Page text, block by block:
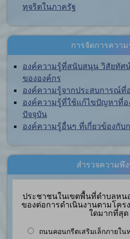
ทุจริตในภาครัฐ
การจัดการความ
องค์ความรู้ที่สนับสนุน วิสัยทัศ
ขององค์กร
องค์ความรู้จากประสบการณ์ที่
องค์ความรู้ที่ใช้แก้ไขปัญหาที่อ
ปัจจุบัน
องค์ความรู้อื่นๆ ที่เกี่ยวข้องกั
สำรวจความพึ
ประชาชนในเขตพื้นที่ตำบลหน
ของต่อการดำเนินงานตามโคร
ใดมากที่สุด
ถนนคอนกรีตเสริมเล็กภายใน